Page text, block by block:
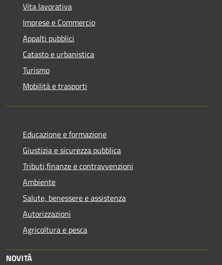
Vita lavorativa
Imprese e Commercio
Appalti pubblici
Catasto e urbanistica
Turismo
Mobilità e trasporti
Educazione e formazione
Giustizia e sicurezza pubblica
Tributi,finanze e contravvenzioni
Ambiente
Salute, benessere e assistenza
Autorizzazioni
Agricoltura e pesca
NOVITÀ